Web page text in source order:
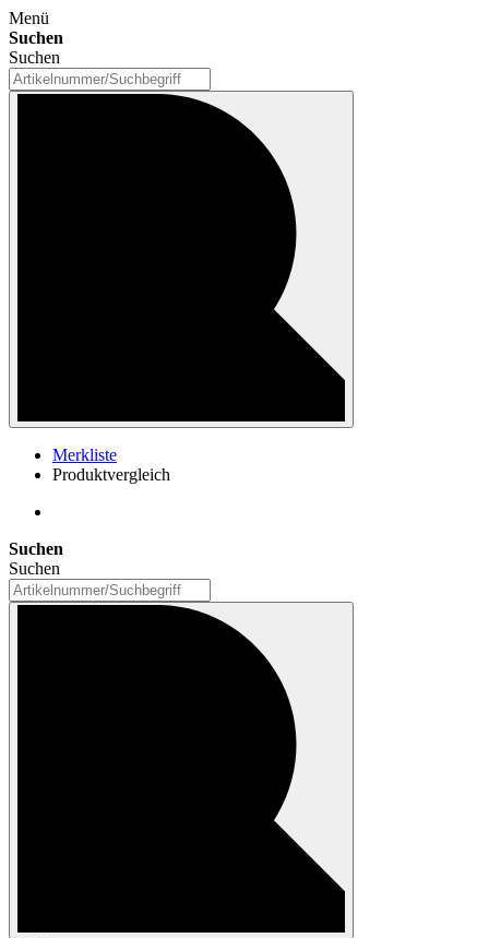
Menü
Suchen
Suchen
Merkliste
Produktvergleich
Suchen
Suchen